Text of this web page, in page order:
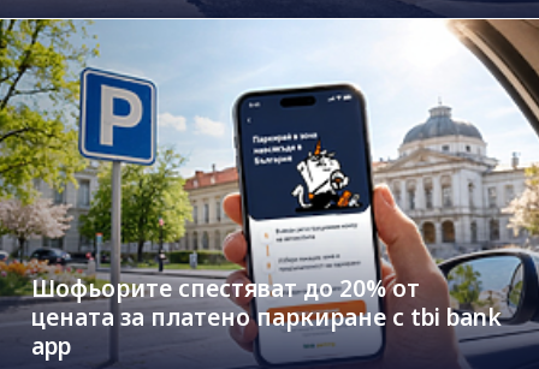
Шофьорите спестяват до 20% от
цената за платено паркиране с tbi bank
app